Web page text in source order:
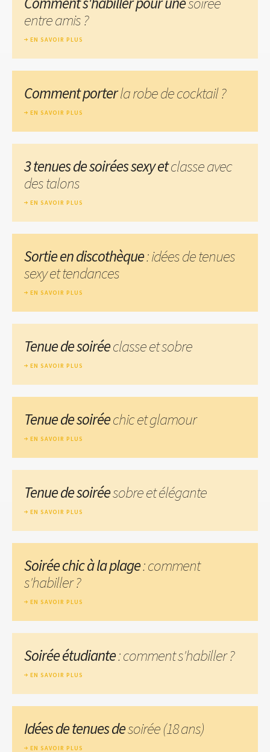
entre amis ?
EN SAVOIR PLUS
Comment porterla robe de cocktail ?
EN SAVOIR PLUS
3 tenues de soirées sexy etclasse avec
des talons
EN SAVOIR PLUS
Sortie en discothèque: idées de tenues
sexy et tendances
EN SAVOIR PLUS
Tenue de soiréeclasse et sobre
EN SAVOIR PLUS
Tenue de soiréechic et glamour
EN SAVOIR PLUS
Tenue de soiréesobre et élégante
EN SAVOIR PLUS
Soirée chic à la plage: comment
s'habiller ?
EN SAVOIR PLUS
Soirée étudiante: comment s'habiller ?
EN SAVOIR PLUS
Idées de tenues desoirée (18 ans)
EN SAVOIR PLUS